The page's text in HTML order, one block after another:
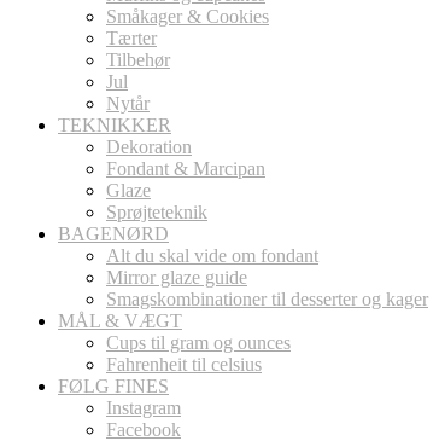
Småkager & Cookies
Tærter
Tilbehør
Jul
Nytår
TEKNIKKER
Dekoration
Fondant & Marcipan
Glaze
Sprøjteteknik
BAGENØRD
Alt du skal vide om fondant
Mirror glaze guide
Smagskombinationer til desserter og kager
MÅL & VÆGT
Cups til gram og ounces
Fahrenheit til celsius
FØLG FINES
Instagram
Facebook